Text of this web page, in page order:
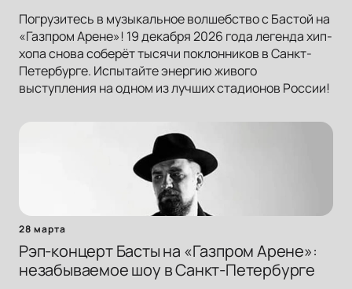
Погрузитесь в музыкальное волшебство с Бастой на
«Газпром Арене»! 19 декабря 2026 года легенда хип-
хопа снова соберёт тысячи поклонников в Санкт-
Петербурге. Испытайте энергию живого
выступления на одном из лучших стадионов России!
28 марта
Рэп-концерт Басты на «Газпром Арене»:
незабываемое шоу в Санкт-Петербурге